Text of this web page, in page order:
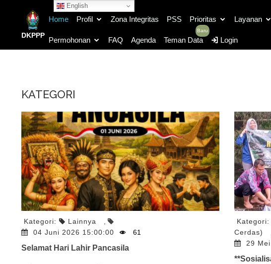
English
DKPPP
Home Profil Zona Integritas PSS Prioritas Layanan
Permohonan FAQ Agenda Teman Data
Baru
Login
KATEGORI
Kategori: Lainnya
04 Juni 2026 15:00:00
61
Selamat Hari Lahir Pancasila
Cerdas)
29